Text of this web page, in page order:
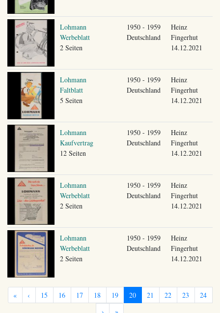
Lohmann
Werbeblatt
2 Seiten
1950 - 1959
Deutschland
Heinz
Fingerhut
14.12.2021
Lohmann
Faltblatt
5 Seiten
1950 - 1959
Deutschland
Heinz
Fingerhut
14.12.2021
Lohmann
Kaufvertrag
12 Seiten
1950 - 1959
Deutschland
Heinz
Fingerhut
14.12.2021
Lohmann
Werbeblatt
2 Seiten
1950 - 1959
Deutschland
Heinz
Fingerhut
14.12.2021
Lohmann
Werbeblatt
2 Seiten
1950 - 1959
Deutschland
Heinz
Fingerhut
14.12.2021
« ‹ 15 16 17 18 19 20 21 22 23
24
›
»